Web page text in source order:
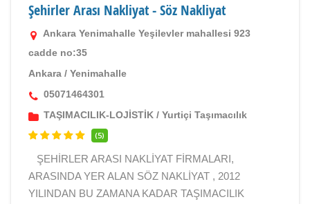
Şehirler Arası Nakliyat - Söz Nakliyat
Ankara Yenimahalle Yeşilevler mahallesi 923
cadde no:35
Ankara / Yenimahalle
05071464301
TAŞIMACILIK-LOJİSTİK / Yurtiçi Taşımacılık
(5)
ŞEHİRLER ARASI NAKLİYAT FİRMALARI,
ARASINDA YER ALAN SÖZ NAKLİYAT , 2012
YILINDAN BU ZAMANA KADAR TAŞIMACILIK